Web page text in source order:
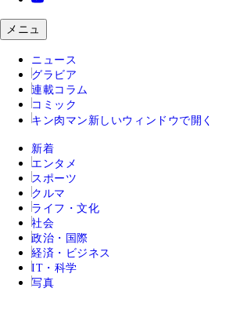
メニュ
ニュース
グラビア
連載コラム
コミック
キン肉マン 新しいウィンドウで開く
新着
エンタメ
スポーツ
クルマ
ライフ・文化
社会
政治・国際
経済・ビジネス
IT・科学
写真